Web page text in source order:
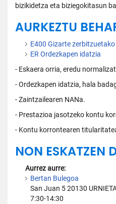
bizikidetza eta biziegokitasun
AURKEZTU
E400 Gizarte
ER Ordezkapen idatzia
- Eskaera orria, eredu
- Ordezkapen idatzia, hala
- Zaintzailearen NANa.
- Prestazioa jasotzeko kontu
- Kontu korrontearen
NON ESKATZEN
Aurrez aurre:
Bertan Bulegoa
San Juan 5 20130
7:30-14:30